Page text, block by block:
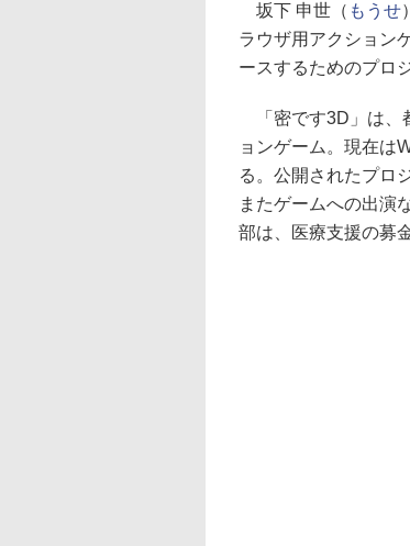
坂下 申世（ もうせ
ラウザ用アクション
ースするためのプロ
「密です3D」は、
ョンゲーム。現在は
る。公開されたプロ
またゲームへの出演
部は、医療支援の募